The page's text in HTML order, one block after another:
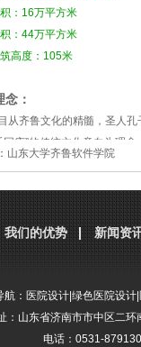
：16万平方米
：44万平方米
高度：105米
念：
从齐鲁文化的精髓，圣人孔
同庆”的传统文化意向为理
”古琴”来代表“乐”的概念
山东大学齐鲁软件学院
我们的优势 新闻资
航： 医院设计 绿色医院设计
：山东省济南市市中区二
电话：0531-